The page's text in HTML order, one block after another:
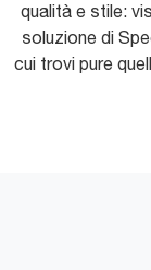
qualità e stile:
soluzione di
cui trovi pure